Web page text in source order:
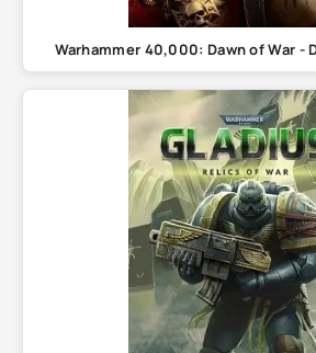
Warhammer 40,000: Dawn of War